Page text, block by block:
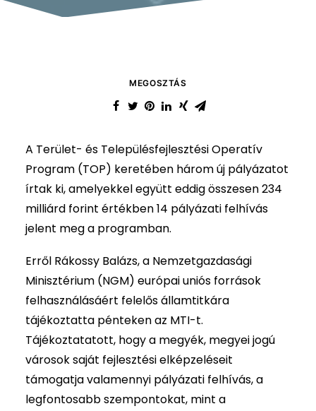
MEGOSZTÁS
A Terület- és Településfejlesztési Operatív
Program (TOP) keretében három új pályázatot
írtak ki, amelyekkel együtt eddig összesen 234
milliárd forint értékben 14 pályázati felhívás
jelent meg a programban.
Erről Rákossy Balázs, a Nemzetgazdasági
Minisztérium (NGM) európai uniós források
felhasználásáért felelős államtitkára
tájékoztatta pénteken az MTI-t.
Tájékoztatatott, hogy a megyék, megyei jogú
városok saját fejlesztési elképzeléseit
támogatja valamennyi pályázati felhívás, a
legfontosabb szempontokat, mint a